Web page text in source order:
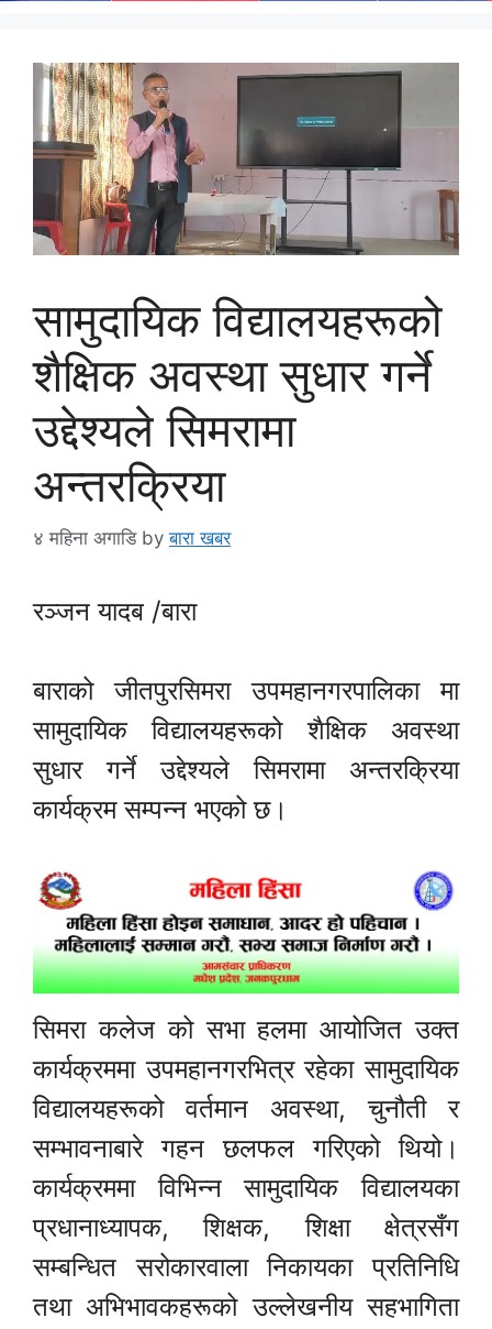
सामुदायिक विद्यालयहरूको
शैक्षिक अवस्था सुधार गर्ने
उद्देश्यले सिमरामा
अन्तरक्रिया
४ महिना अगाडि byबारा खबर
रञ्जन यादब /बारा
बाराको जीतपुरसिमरा उपमहानगरपालिका मा
सामुदायिक विद्यालयहरूको शैक्षिक अवस्था
सुधार गर्ने उद्देश्यले सिमरामा अन्तरक्रिया
कार्यक्रम सम्पन्न भएको छ।
सिमरा कलेज को सभा हलमा आयोजित उक्त
कार्यक्रममा उपमहानगरभित्र रहेका सामुदायिक
विद्यालयहरूको वर्तमान अवस्था, चुनौती र
सम्भावनाबारे गहन छलफल गरिएको थियो।
कार्यक्रममा विभिन्न सामुदायिक विद्यालयका
प्रधानाध्यापक, शिक्षक, शिक्षा क्षेत्रसँग
सम्बन्धित सरोकारवाला निकायका प्रतिनिधि
तथा अभिभावकहरूको उल्लेखनीय सहभागिता